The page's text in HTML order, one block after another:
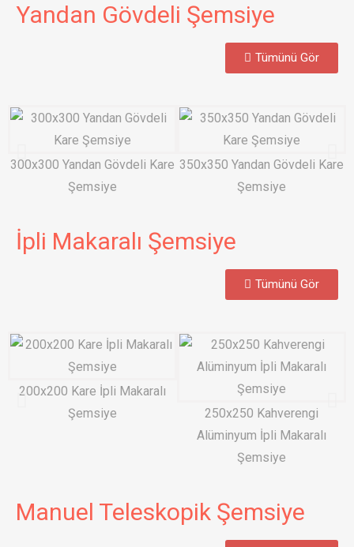
Yandan Gövdeli Şemsiye
Tümünü Gör
300x300 Yandan Gövdeli Kare
Şemsiye
350x350 Yandan Gövdeli Kare
Şemsiye
İpli Makaralı Şemsiye
Tümünü Gör
200x200 Kare İpli Makaralı
Şemsiye
250x250 Kahverengi
Alüminyum İpli Makaralı
Şemsiye
Manuel Teleskopik Şemsiye